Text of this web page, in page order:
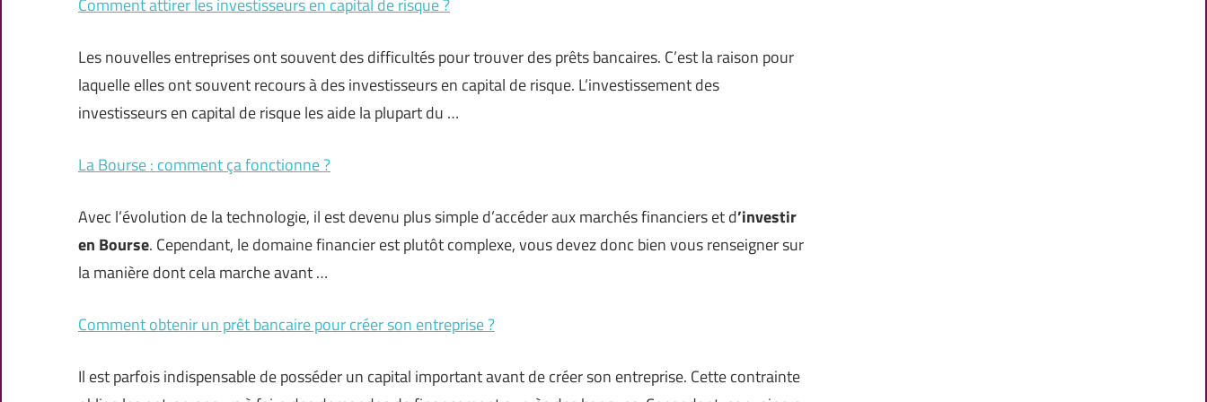
Comment attirer les investisseurs en capital de risque ?
Les nouvelles entreprises ont souvent des difficultés pour trouver des prêts bancaires. C’est la raison pour
laquelle elles ont souvent recours à des investisseurs en capital de risque. L’investissement des
investisseurs en capital de risque les aide la plupart du …
La Bourse : comment ça fonctionne ?
Avec l’évolution de la technologie, il est devenu plus simple d’accéder aux marchés financiers et d’investir
en Bourse. Cependant, le domaine financier est plutôt complexe, vous devez donc bien vous renseigner sur
la manière dont cela marche avant …
Comment obtenir un prêt bancaire pour créer son entreprise ?
Il est parfois indispensable de posséder un capital important avant de créer son entreprise. Cette contrainte